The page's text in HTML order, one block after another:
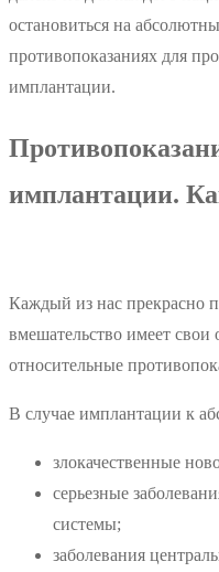
остановиться на
противопоказаниях для
имплантации.
имплантации.
Каждый из нас прекрасно
вмешательство имеет
относительные
В случае имплантации к
злокачественные
серьезные
системы;
заболевания